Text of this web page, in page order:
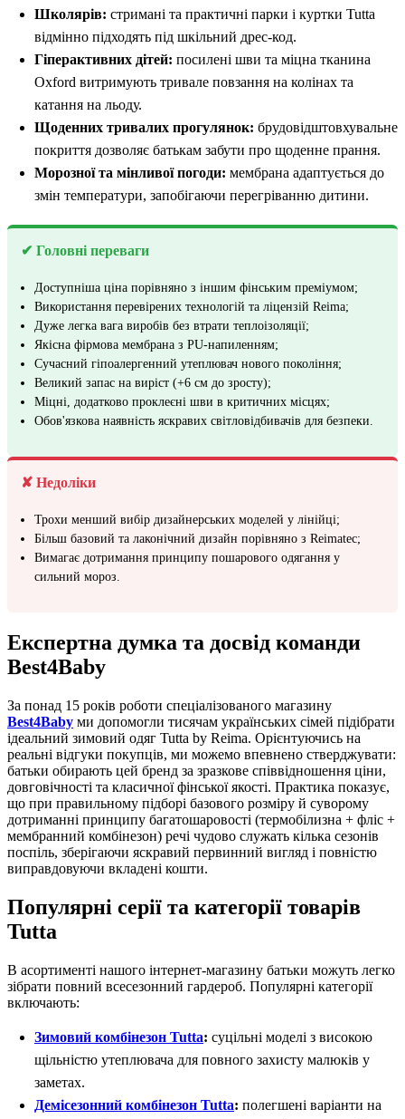
Школярів: стримані та практичні парки і куртки Tutta
відмінно підходять під шкільний дрес-код.
Гіперактивних дітей: посилені шви та міцна тканина
Oxford витримують тривале повзання на колінах та
катання на льоду.
Щоденних тривалих прогулянок: брудовідштовхувальне
покриття дозволяє батькам забути про щоденне прання.
Морозної та мінливої погоди: мембрана адаптується до
змін температури, запобігаючи перегріванню дитини.
✔ Головні переваги
Доступніша ціна порівняно з іншим фінським преміумом;
Використання перевірених технологій та ліцензій Reima;
Дуже легка вага виробів без втрати теплоізоляції;
Якісна фірмова мембрана з PU-напиленням;
Сучасний гіпоалергенний утеплювач нового покоління;
Великий запас на виріст (+6 см до зросту);
Міцні, додатково проклеєні шви в критичних місцях;
Обов'язкова наявність яскравих світловідбивачів для безпеки.
✘ Недоліки
Трохи менший вибір дизайнерських моделей у лінійці;
Більш базовий та лаконічний дизайн порівняно з Reimatec;
Вимагає дотримання принципу пошарового одягання у
сильний мороз.
Експертна думка та досвід команди
Best4Baby
За понад 15 років роботи спеціалізованого магазину
Best4Baby ми допомогли тисячам українських сімей підібрати
ідеальний зимовий одяг Tutta by Reima. Орієнтуючись на
реальні відгуки покупців, ми можемо впевнено стверджувати:
батьки обирають цей бренд за зразкове співвідношення ціни,
довговічності та класичної фінської якості. Практика показує,
що при правильному підборі базового розміру й суворому
дотриманні принципу багатошаровості (термобілизна + фліс +
мембранний комбінезон) речі чудово служать кілька сезонів
поспіль, зберігаючи яскравий первинний вигляд і повністю
виправдовуючи вкладені кошти.
Популярні серії та категорії товарів
Tutta
В асортименті нашого інтернет-магазину батьки можуть легко
зібрати повний всесезонний гардероб. Популярні категорії
включають:
Зимовий комбінезон Tutta: суцільні моделі з високою
щільністю утеплювача для повного захисту малюків у
заметах.
Демісезонний комбінезон Tutta: полегшені варіанти на